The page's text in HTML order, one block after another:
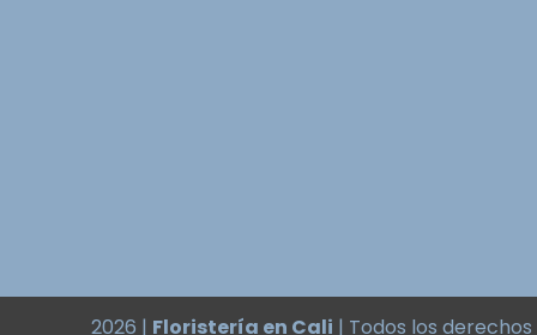
2026 | Floristería en Cali | Todos los